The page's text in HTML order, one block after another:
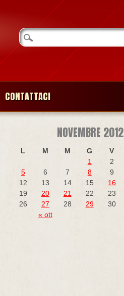
CONTATTACI
NOVEMBRE 2012
L M M G V
« ott
1 2
5
6 7 8 9
12
13 14 15 16
19
20 21 22 23
26
27 28 29 30